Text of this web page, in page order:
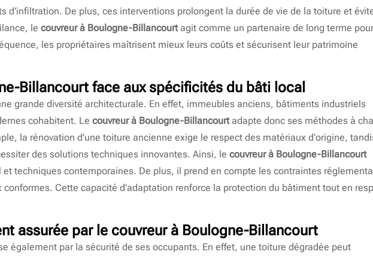
d’infiltration. De plus, ces interventions prolongent la durée de vie de la toiture et
le couvreur à Boulogne-Billancourtagit comme un partenaire de long terme
les propriétaires maîtrisent mieux leurs coûts et sécurisent leur patrimoine
Billancourt face aux spécificités du bâti local
grande diversité architecturale. En effet, immeubles anciens, bâtiments industriels
cohabitent. Le couvreur à Boulogne-Billancourtadapte donc ses méthodes à
la rénovation d’une toiture ancienne exige le respect des matériaux d’origine,
des solutions techniques innovantes. Ainsi, le couvreur à Boulogne-Billancourt
techniques contemporaines. De plus, il prend en compte les contraintes
conformes. Cette capacité d’adaptation renforce la protection du bâtiment tout en
assurée par le couvreur à Boulogne-Billancourt
également par la sécurité de ses occupants. En effet, une toiture dégradée peut